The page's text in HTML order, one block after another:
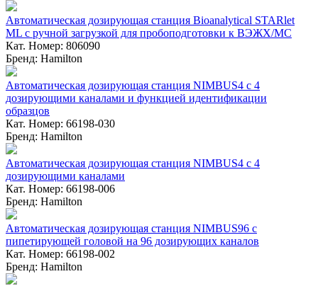
Автоматическая дозирующая станция Bioanalytical STARlet
ML с ручной загрузкой для пробоподготовки к ВЭЖХ/МС
Кат. Номер: 806090
Бренд: Hamilton
Автоматическая дозирующая станция NIMBUS4 с 4
дозирующими каналами и функцией идентификации
образцов
Кат. Номер: 66198-030
Бренд: Hamilton
Автоматическая дозирующая станция NIMBUS4 с 4
дозирующими каналами
Кат. Номер: 66198-006
Бренд: Hamilton
Автоматическая дозирующая станция NIMBUS96 с
пипетирующей головой на 96 дозирующих каналов
Кат. Номер: 66198-002
Бренд: Hamilton